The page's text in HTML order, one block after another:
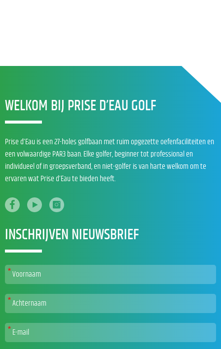
WELKOM BIJ PRISE D’EAU GOLF
Prise d’Eau is een 27-holes golfbaan met ruim opgezette oefenfaciliteiten en
een volwaardige PAR3 baan. Elke golfer, beginner tot professional en
individueel of in groepsverband, en niet-golfer is van harte welkom om te
ervaren wat Prise d’Eau te bieden heeft.
INSCHRIJVEN NIEUWSBRIEF